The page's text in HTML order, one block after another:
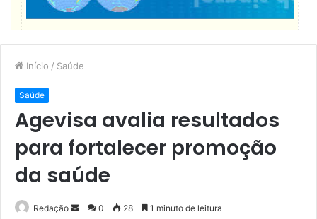
Início / Saúde
Saúde
Agevisa avalia resultados
para fortalecer promoção
da saúde
Redação
Mande
0 28 1 minuto de leitura